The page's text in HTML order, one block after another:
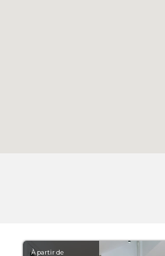
À partir de